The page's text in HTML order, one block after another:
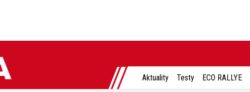
Aktuality Testy ECO RALLYE